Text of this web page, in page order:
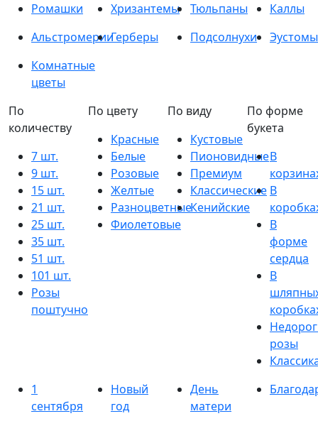
Ромашки
Хризантемы Тюльпаны
Каллы
АльстромерииГерберы Подсолнухи
Эустомы
Комнатные
цветы
По
количеству
7 шт.
9 шт.
15 шт.
21 шт.
25 шт.
35 шт.
51 шт.
101 шт.
Розы
поштучно
По цвету
Красные
Белые
Розовые
Желтые
Разноцветные
Фиолетовые
По виду
Кустовые
Пионовидные
Премиум
Классические
Кенийские
По форме
букета
В
В
В
форме
сердца
В
розы
1
сентября
Новый
год
День
матери